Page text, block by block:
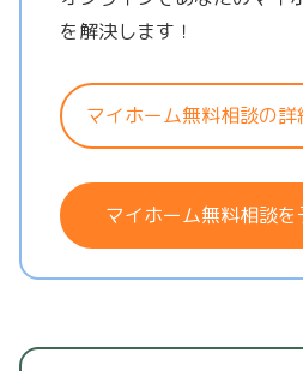
を解決します！
マイホーム無料相談の詳
マイホーム無料相談を